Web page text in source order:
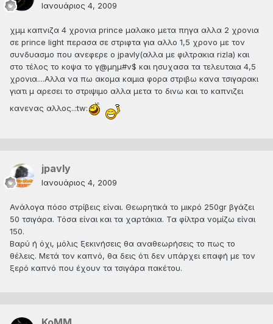
Ιανουάριος 4, 2009
χμμ καπνιζα 4 χρονια prince μαλακο μετα πηγα αλλα 2 χρονια
σε prince light περασα σε στριφτα για αλλο 1,5 χρονο με τον
συνδυασμο που ανεφερε ο jpavly(αλλα με φιλτρακια rizla) και
στο τέλος το κοψα το γ@μημ#ν$ και ησυχασα τα τελευταια 4,5
χρονια....Αλλα να πω ακομα καμια φορα στριβω κανα τσιγαρακι
γιατι μ αρεσει το στριψιμο αλλα μετα το δινω και το καπνιζει
κανενας αλλος..:tw:
jpavly
Ιανουάριος 4, 2009
Ανάλογα πόσο στρίβεις είναι. Θεωρητικά το μικρό 250gr βγάζει
50 τσιγάρα. Τόσα είναι και τα χαρτάκια. Τα φίλτρα νομίζω είναι
150.
Βαρύ ή όχι, μόλις ξεκινήσεις θα αναθεωρήσεις το πως το
θέλεις. Μετά τον καπνό, θα δεις ότι δεν υπάρχει επαφή με τον
ξερό καπνό που έχουν τα τσιγάρα πακέτου.